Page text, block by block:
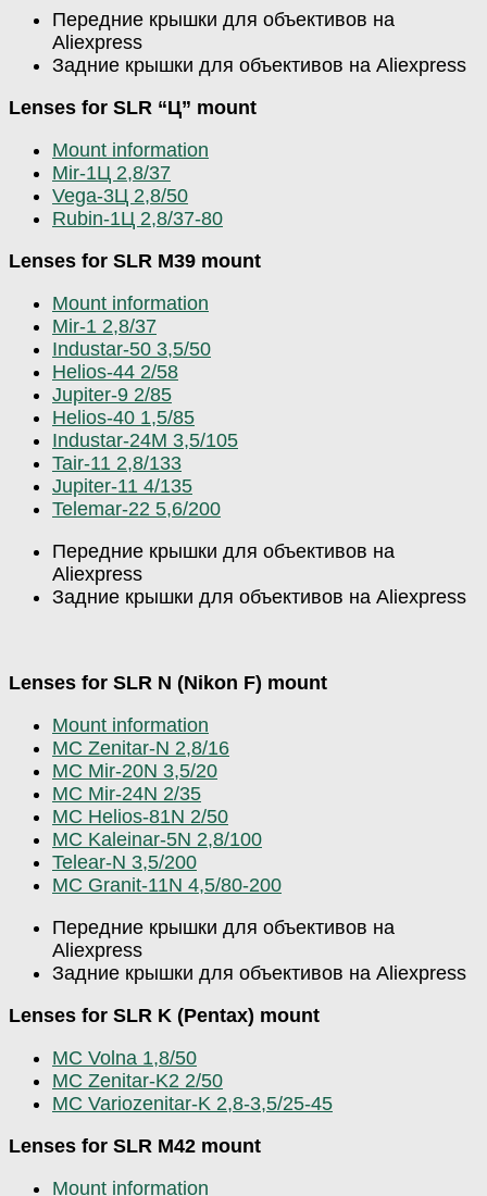
Передние крышки для объективов на
Aliexpress
Задние крышки для объективов на Aliexpress
Lenses for SLR “Ц” mount
Mount information
Mir-1Ц 2,8/37
Vega-3Ц 2,8/50
Rubin-1Ц 2,8/37-80
Lenses for SLR M39 mount
Mount information
Mir-1 2,8/37
Industar-50 3,5/50
Helios-44 2/58
Jupiter-9 2/85
Helios-40 1,5/85
Industar-24M 3,5/105
Tair-11 2,8/133
Jupiter-11 4/135
Telemar-22 5,6/200
Передние крышки для объективов на
Aliexpress
Задние крышки для объективов на Aliexpress
Lenses for SLR N (Nikon F) mount
Mount information
MC Zenitar-N 2,8/16
MC Mir-20N 3,5/20
MC Mir-24N 2/35
MC Helios-81N 2/50
MC Kaleinar-5N 2,8/100
Telear-N 3,5/200
MC Granit-11N 4,5/80-200
Передние крышки для объективов на
Aliexpress
Задние крышки для объективов на Aliexpress
Lenses for SLR K (Pentax) mount
MC Volna 1,8/50
MC Zenitar-K2 2/50
MC Variozenitar-K 2,8-3,5/25-45
Lenses for SLR M42 mount
Mount information